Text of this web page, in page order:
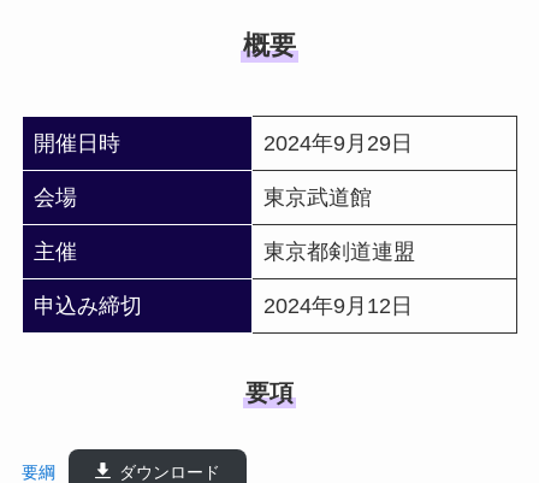
概要
開催日時 2024年9月29日
会場 東京武道館
主催 東京都剣道連盟
申込み締切 2024年9月12日
要項
要綱 ダウンロード